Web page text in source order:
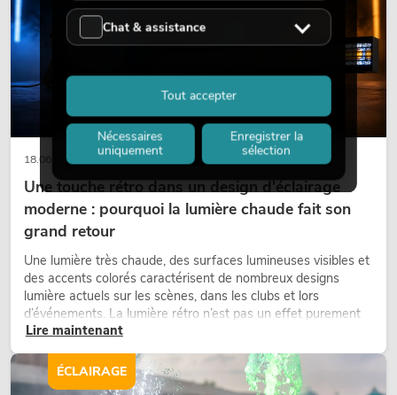
18.06.2026
Une touche rétro dans un design d'éclairage
moderne : pourquoi la lumière chaude fait son
grand retour
Une lumière très chaude, des surfaces lumineuses visibles et
des accents colorés caractérisent de nombreux designs
lumière actuels sur les scènes, dans les clubs et lors
d’événements. La lumière rétro n’est pas un effet purement
nostalgique, mais un outil de conception utilisé de manière
ciblée : elle crée une atmosphère, donne du caractère aux
scènes et peut rendre les configurations LED techniques plus
émotionnelles.
Lire maintenant
ÉCLAIRAGE
Chat & assistance
Nécessaires
uniquement
Enregistrer la
sélection
Tout accepter